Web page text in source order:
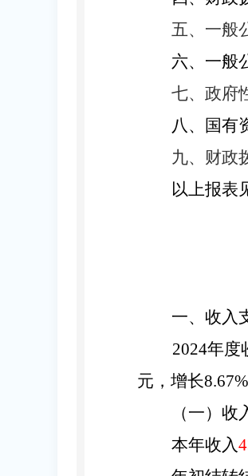
五、一般
六、一般
七、政府
八、国有
九、财政
以上报表
一、收入
2024年度
元，增长8.67
（一） 收
本年收入